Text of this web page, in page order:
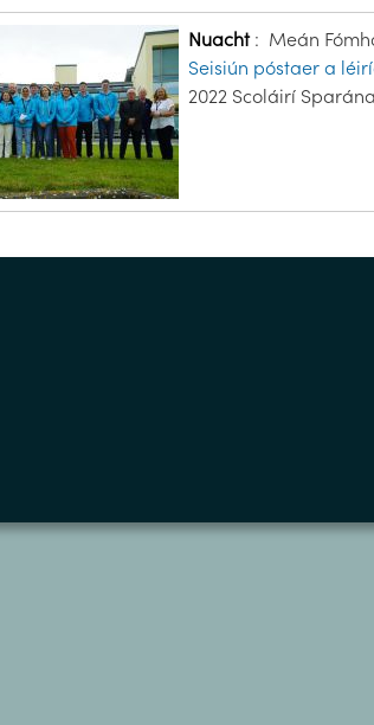
Nuacht: Meán
Seisiún póstaer a
2022 Scoláirí